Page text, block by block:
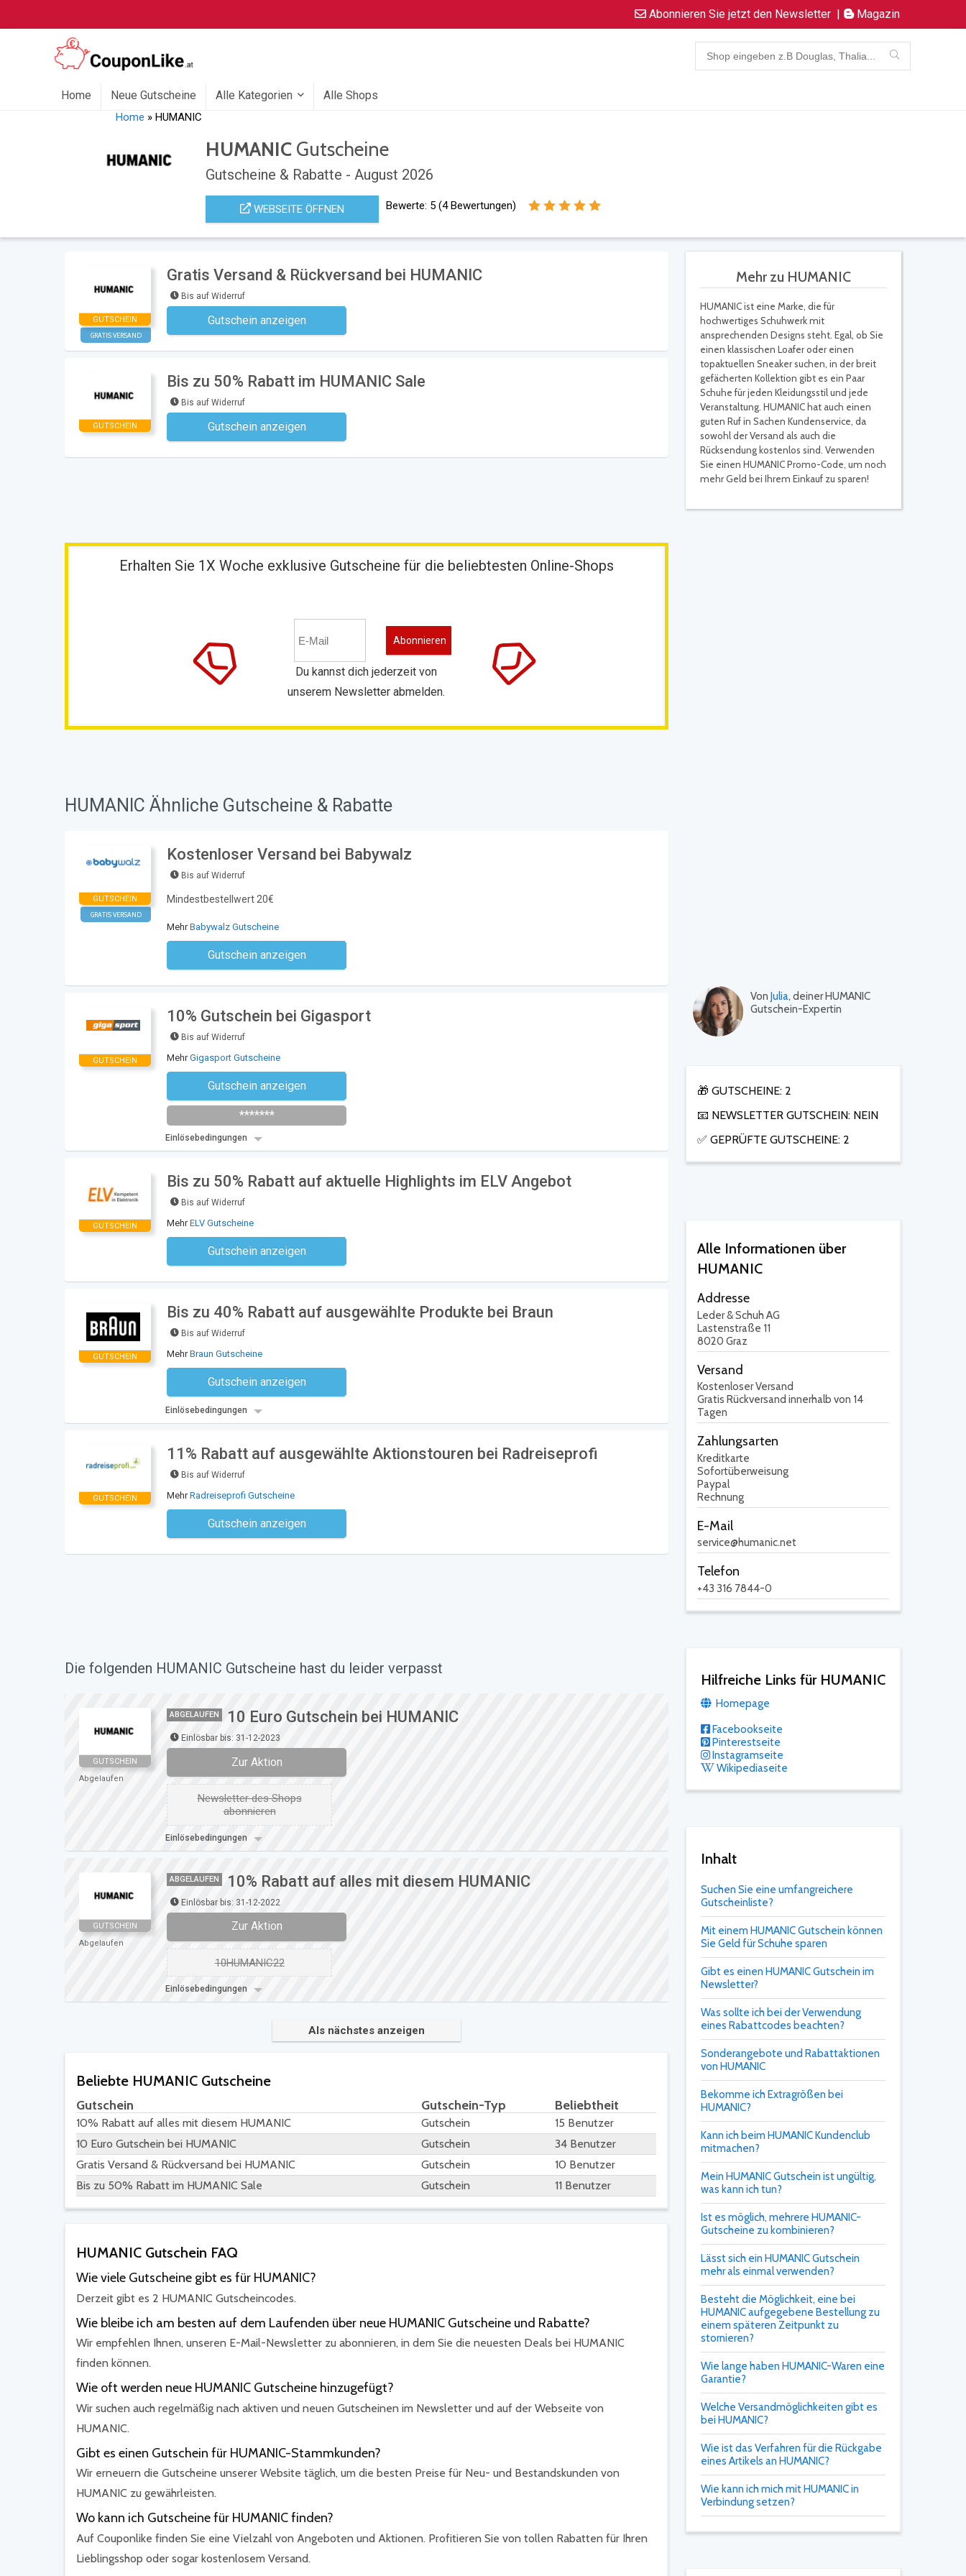
Abonnieren Sie jetzt den Newsletter | Magazin
Home Neue Gutscheine Alle Kategorien Alle Shops
Home » HUMANIC
HUMANIC Gutscheine
Gutscheine & Rabatte - August 2026
WEBSEITE ÖFFNEN Bewerte: 5 (4Bewertungen)
Mehr zu HUMANIC
HUMANIC ist eine Marke, die für
hochwertiges Schuhwerk mit
ansprechenden Designs steht. Egal, ob Sie
einen klassischen Loafer oder einen
topaktuellen Sneaker suchen, in der breit
gefächerten Kollektion gibt es ein Paar
Schuhe für jeden Kleidungsstil und jede
Veranstaltung. HUMANIC hat auch einen
guten Ruf in Sachen Kundenservice, da
sowohl der Versand als auch die
Rücksendung kostenlos sind. Verwenden
Sie einen HUMANIC Promo-Code, um noch
mehr Geld bei Ihrem Einkauf zu sparen!
Von Julia, deiner HUMANIC
Gutschein-Expertin
🎁 GUTSCHEINE: 2
📧 NEWSLETTER GUTSCHEIN: NEIN
✅ GEPRÜFTE GUTSCHEINE: 2
Alle Informationen über
HUMANIC
Addresse
Leder & Schuh AG
Lastenstraße 11
8020 Graz
Versand
Kostenloser Versand
Gratis Rückversand innerhalb von 14
Tagen
Zahlungsarten
Kreditkarte
Sofortüberweisung
Paypal
Rechnung
E-Mail
service@humanic.net
Telefon
+43 316 7844-0
Hilfreiche Links für HUMANIC
Homepage
Facebookseite
Pinterestseite
Instagramseite
Wikipediaseite
Inhalt
Suchen Sie eine umfangreichere
Gutscheinliste?
Mit einem HUMANIC Gutschein können
Sie Geld für Schuhe sparen
Gibt es einen HUMANIC Gutschein im
Newsletter?
Was sollte ich bei der Verwendung
eines Rabattcodes beachten?
Sonderangebote und Rabattaktionen
von HUMANIC
Bekomme ich Extragrößen bei
HUMANIC?
Kann ich beim HUMANIC Kundenclub
mitmachen?
Mein HUMANIC Gutschein ist ungültig,
was kann ich tun?
Ist es möglich, mehrere HUMANIC-
Gutscheine zu kombinieren?
Lässt sich ein HUMANIC Gutschein
mehr als einmal verwenden?
Besteht die Möglichkeit, eine bei
HUMANIC aufgegebene Bestellung zu
einem späteren Zeitpunkt zu
stornieren?
Wie lange haben HUMANIC-Waren eine
Garantie?
Welche Versandmöglichkeiten gibt es
bei HUMANIC?
Wie ist das Verfahren für die Rückgabe
eines Artikels an HUMANIC?
Wie kann ich mich mit HUMANIC in
Verbindung setzen?
GUTSCHEIN
GRATIS VERSAND
Gratis Versand & Rückversand bei HUMANIC
Bis auf Widerruf
Gutschein anzeigen
Kein Code notwendig
GUTSCHEIN
Bis zu 50% Rabatt im HUMANIC Sale
Bis auf Widerruf
Gutschein anzeigen
Kein Code notwendig
Erhalten Sie 1X Woche exklusive Gutscheine für die beliebtesten Online-Shops
Du kannst dich jederzeit von
unserem Newsletter abmelden.
HUMANIC Ähnliche Gutscheine & Rabatte
GUTSCHEIN
GRATIS VERSAND
Kostenloser Versand bei Babywalz
Bis auf Widerruf
Mindestbestellwert 20€
MehrBabywalz Gutscheine
Gutschein anzeigen
Kein Code notwendig
GUTSCHEIN
10% Gutschein bei Gigasport
Bis auf Widerruf
MehrGigasport Gutscheine
Gutschein anzeigen
Newsletter des Shops abonnieren
*******
Einlösebedingungen
GUTSCHEIN
Bis zu 50% Rabatt auf aktuelle Highlights im ELV Angebot
Bis auf Widerruf
MehrELV Gutscheine
Gutschein anzeigen
Kein Code notwendig
GUTSCHEIN
Bis zu 40% Rabatt auf ausgewählte Produkte bei Braun
Bis auf Widerruf
MehrBraun Gutscheine
Gutschein anzeigen
Kein Code notwendig
Einlösebedingungen
GUTSCHEIN
11% Rabatt auf ausgewählte Aktionstouren bei Radreiseprofi
Bis auf Widerruf
MehrRadreiseprofi Gutscheine
Gutschein anzeigen
Kein Code notwendig
Die folgenden HUMANIC Gutscheine hast du leider verpasst
GUTSCHEIN
Abgelaufen
ABGELAUFEN 10 Euro Gutschein bei HUMANIC
Einlösbar bis: 31-12-2023
Zur Aktion
Newsletter des Shops
abonnieren
Einlösebedingungen
GUTSCHEIN
Abgelaufen
ABGELAUFEN 10% Rabatt auf alles mit diesem HUMANIC
Einlösbar bis: 31-12-2022
Zur Aktion
10HUMANIC22
Einlösebedingungen
Als nächstes anzeigen
Beliebte HUMANIC Gutscheine
Gutschein Gutschein-Typ Beliebtheit
10% Rabatt auf alles mit diesem HUMANIC Gutschein
15 Benutzer
10 Euro Gutschein bei HUMANIC
Gutschein
34 Benutzer
Gratis Versand & Rückversand bei HUMANIC
Gutschein
10 Benutzer
Bis zu 50% Rabatt im HUMANIC Sale
Gutschein 11 Benutzer
HUMANIC Gutschein FAQ
Wie viele Gutscheine gibt es für HUMANIC?
Derzeit gibt es 2 HUMANIC Gutscheincodes.
Wie bleibe ich am besten auf dem Laufenden über neue HUMANIC Gutscheine und Rabatte?
Wir empfehlen Ihnen, unseren E-Mail-Newsletter zu abonnieren, in dem Sie die neuesten Deals bei HUMANIC
finden können.
Wie oft werden neue HUMANIC Gutscheine hinzugefügt?
Wir suchen auch regelmäßig nach aktiven und neuen Gutscheinen im Newsletter und auf der Webseite von
HUMANIC.
Gibt es einen Gutschein für HUMANIC-Stammkunden?
Wir erneuern die Gutscheine unserer Website täglich, um die besten Preise für Neu- und Bestandskunden von
HUMANIC zu gewährleisten.
Wo kann ich Gutscheine für HUMANIC finden?
Auf Couponlike finden Sie eine Vielzahl von Angeboten und Aktionen. Profitieren Sie von tollen Rabatten für Ihren
Lieblingsshop oder sogar kostenlosem Versand.